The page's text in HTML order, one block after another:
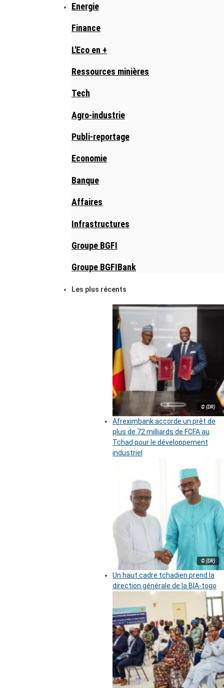
Energie
Finance
L'Eco en +
Ressources minières
Tech
Agro-industrie
Publi-reportage
Economie
Banque
Affaires
Infrastructures
Groupe BGFI
Groupe BGFIBank
Les plus récents
© (DR)
Afreximbank accorde un prêt de
plus de 72 milliards de FCFA au
Tchad pour le développement
industriel
© (DR)
Un haut cadre tchadien prend la
direction générale de la BIA-togo